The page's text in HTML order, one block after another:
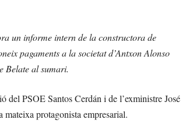
un informe intern de la constructora de
pagaments a la societat d’Antxon Alonso
Belate al sumari.
del PSOE Santos Cerdán i de l’exministre José
protagonista empresarial.